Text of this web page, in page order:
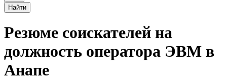
Найти
Резюме соискателей на
должность оператора ЭВМ в
Анапе